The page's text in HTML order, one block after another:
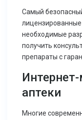
Самый
необходимые
получить
препараты с
аптеки
Многие